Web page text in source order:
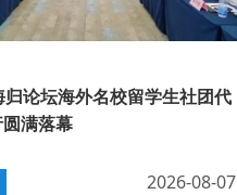
论坛海外名校留学生社团代
满落幕
2026-08-07